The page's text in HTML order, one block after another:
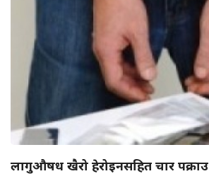
लागुऔषध खैरो हेरोइनसहित चार पक्राउ